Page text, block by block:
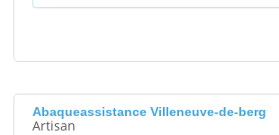
Abaqueassistance Villeneuve-de-berg
Artisan